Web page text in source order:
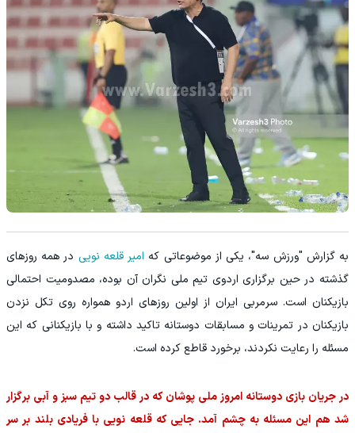
به گزارش "ورزش سه"، یکی از موضوعاتی که امیر قلعه نویی در همه روزهای
گذشته در حین برگزاری اردوی تیم ملی نگران آن بوده، مصدومیت احتمالی
بازیکنان است. سرمربی ایران از اولین روزهای اردو همواره روی تکل نزدن
بازیکنان در تمرینات و مسابقات دوستانه تاکید داشته و با بازیکنانی که این
مسئله را رعایت نکردند، برخورد قاطع کرده است.
در جریان بازی دوستانه امروز ملی پوشان که در قالب دو تیم سبز و آبی برگزار
شد هم این مسئله به چشم آمد. جایی که قلعه نویی با فریادی بلند بر سر